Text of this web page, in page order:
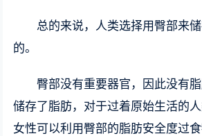
总的来说，人类选择用臀部来
的。
臀部没有重要器官，因此没有脂
储存了脂肪，对于过着原始生活的人
女性可以利用臀部的脂肪安全度过